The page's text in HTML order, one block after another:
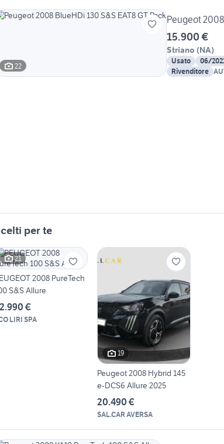
22
Peugeot 2008
15.900 €
Striano (NA)
Usato 06/
Rivenditore
per te
21
2008 PureTech
S&S Allure
€
LIRI SPA
19
Peugeot 2008 Hybrid 145
e-DCS6 Allure 2025
20.490 €
SAL.CAR AVERSA